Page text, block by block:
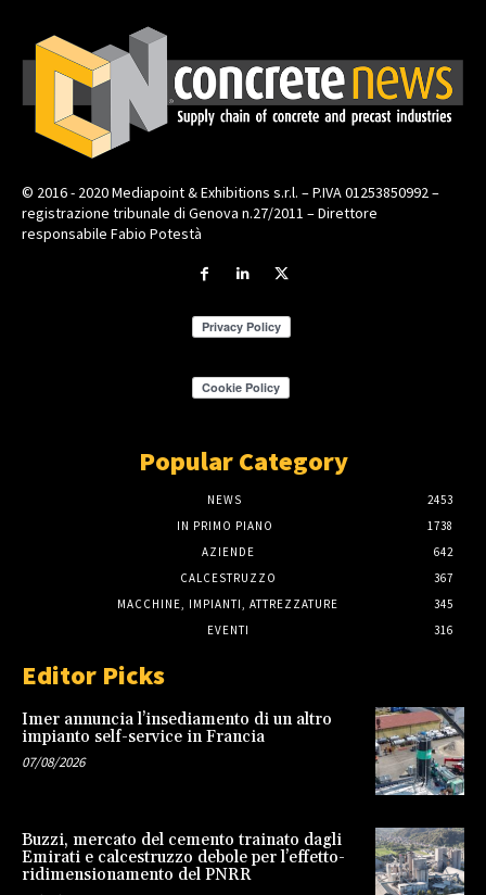
© 2016 - 2020 Mediapoint & Exhibitions s.r.l. – P.IVA 01253850992 –
registrazione tribunale di Genova n.27/2011 – Direttore
responsabile Fabio Potestà
Popular Category
NEWS
2453
IN PRIMO PIANO
1738
AZIENDE
642
CALCESTRUZZO
367
MACCHINE, IMPIANTI, ATTREZZATURE
345
EVENTI
316
Editor Picks
Imer annuncia l’insediamento di un altro
impianto self-service in Francia
07/08/2026
Buzzi, mercato del cemento trainato dagli
Emirati e calcestruzzo debole per l’effetto-
ridimensionamento del PNRR